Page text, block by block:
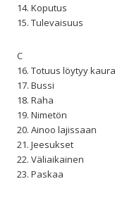
14. Koputus
15. Tulevaisuus
C
16. Totuus löytyy
17. Bussi
18. Raha
19. Nimetön
20. Ainoo lajissaan
21. Jeesukset
22. Väliaikainen
23. Paskaa